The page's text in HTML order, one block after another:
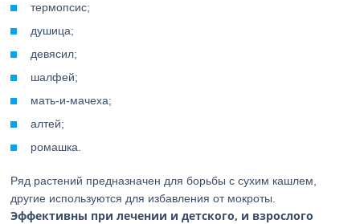
термопсис;
душица;
девясил;
шалфей;
мать-и-мачеха;
алтей;
ромашка.
Ряд растений предназначен для борьбы с сухим кашлем,
другие используются для избавления от мокроты.
Эффективны при лечении и детского, и взрослого